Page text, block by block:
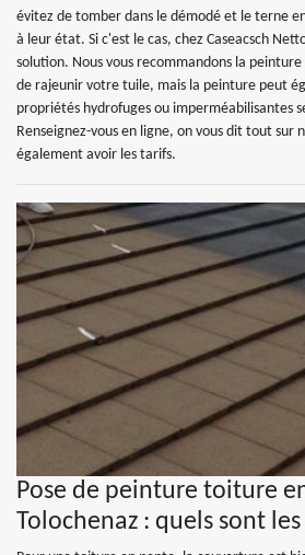
évitez de tomber dans le démodé et le terne
à leur état. Si c'est le cas, chez Caseacsch
solution. Nous vous recommandons la
de rajeunir votre tuile, mais la peinture peut
propriétés hydrofuges ou imperméabilisantes
Renseignez-vous en ligne, on vous dit tout sur
également avoir les tarifs.
Pose de peinture toiture
Tolochenaz : quels sont